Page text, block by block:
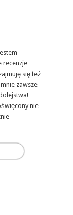
recenzje
się też
zawsze
nie